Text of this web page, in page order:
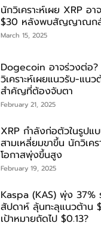
นักวิเคราะห์เผย XRP อา
$30 หลังพบสัญญาณก
March 15, 2025
Dogecoin อาจร่วงต่อ
วิเคราะห์เผยแนวรับ-แนว
สำคัญที่ต้องจับตา
February 21, 2025
XRP กำลังก่อตัวในรูปแ
สามเหลี่ยมขาขึ้น นักวิเคร
โอกาสพุ่งขึ้นสูง
February 19, 2025
Kaspa (KAS) พุ่ง 37%
สัปดาห์ ลุ้นทะลุแนวต้าน
เป้าหมายถัดไป $0.13?